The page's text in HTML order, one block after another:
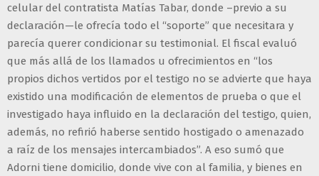
celular del contratista Matías Tabar, donde –previo a su
declaración—le ofrecía todo el “soporte” que necesitara y
parecía querer condicionar su testimonial. El fiscal evaluó
que más allá de los llamados u ofrecimientos en “los
propios dichos vertidos por el testigo no se advierte que haya
existido una modificación de elementos de prueba o que el
investigado haya influido en la declaración del testigo, quien,
además, no refirió haberse sentido hostigado o amenazado
a raíz de los mensajes intercambiados”. A eso sumó que
Adorni tiene domicilio, donde vive con al familia, y bienes en